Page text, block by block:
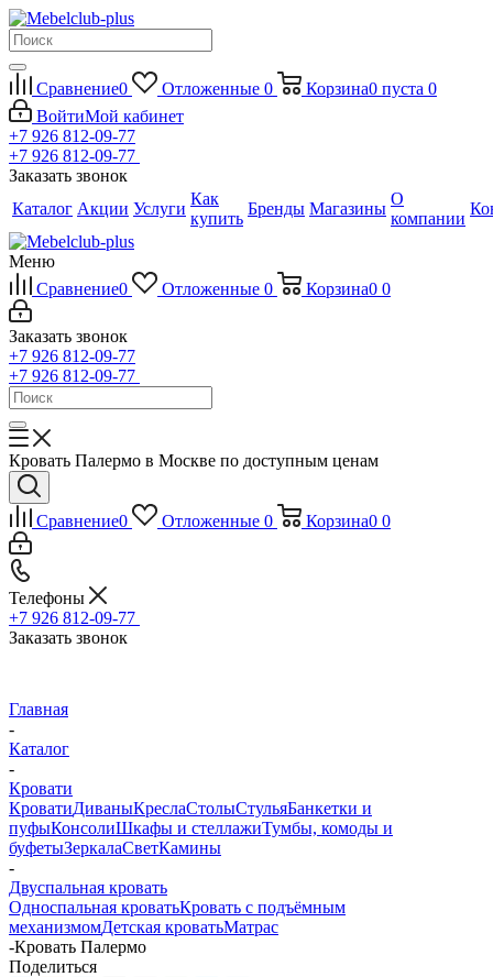
Сравнение0 Отложенные 0 Корзина0 пуста 0
ВойтиМой кабинет
+7 926 812-09-77
+7 926 812-09-77
Заказать звонок
Каталог Акции Услуги
Как
купить
Бренды Магазины
О
компании
Меню
Сравнение0 Отложенные 0 Корзина0 0
Заказать звонок
+7 926 812-09-77
+7 926 812-09-77
Кровать Палермо в Москве по доступным ценам
Сравнение0 Отложенные 0 Корзина0 0
Телефоны
+7 926 812-09-77
Заказать звонок
Главная
-
Каталог
-
Кровати
КроватиДиваныКреслаСтолыСтульяБанкетки и
пуфыКонсолиШкафы и стеллажиТумбы, комоды и
буфетыЗеркалаСветКамины
-
Двуспальная кровать
Односпальная кроватьКровать с подъёмным
механизмомДетская кроватьМатрас
-Кровать Палермо
Поделиться